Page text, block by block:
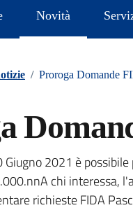
Novità
/ Proroga Domande
Giugno 2021 è
chi interessa,
richieste FIDA